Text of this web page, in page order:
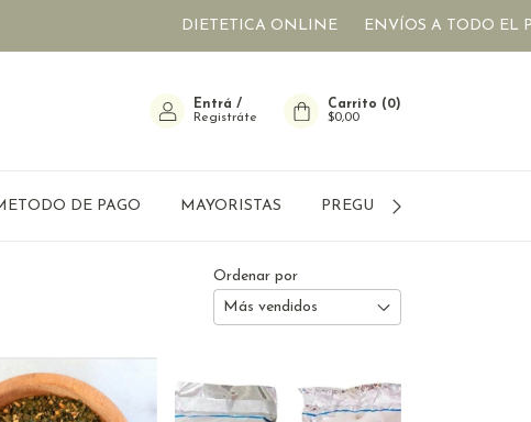
DIETETICA ONLINE ENVÍOS A TODO EL PAIS
Entrá /
Registráte
Carrito (0)
$0,00
DE PAGO MAYORISTAS PREGUNTAS FRECUENTES
Ordenar por